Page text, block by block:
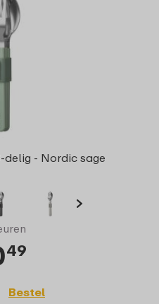
delig - Nordic sage
49
Bestel